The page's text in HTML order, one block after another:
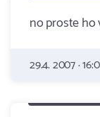
no proste ho
29.4. 2007 ·